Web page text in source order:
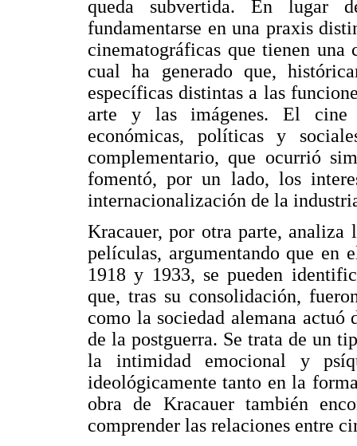
queda subvertida. En lugar
fundamentarse en una praxis
cinematográficas que tienen
cual ha generado que,
específicas distintas a las
arte y las imágenes. El cine
económicas, políticas y
complementario, que ocurrió
fomentó, por un lado, los
internacionalización de la
Kracauer, por otra parte,
películas, argumentando que en
1918 y 1933, se pueden
que, tras su consolidación,
como la sociedad alemana
de la postguerra. Se trata de un
la intimidad emocional y
ideológicamente tanto en la
obra de Kracauer también
comprender las relaciones entre